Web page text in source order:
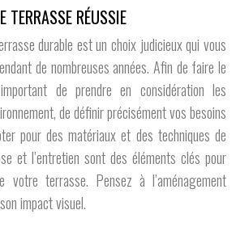
TERRASSE RÉUSSIE
durable est un choix judicieux qui vous
de nombreuses années. Afin de faire le
de prendre en considération les
de définir précisément vos besoins
pour des matériaux et des techniques de
et l’entretien sont des éléments clés pour
votre terrasse. Pensez à l’aménagement
impact visuel.